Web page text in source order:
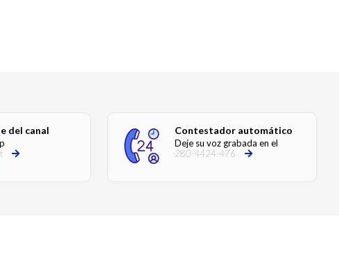
del canal Contestador automático
Deje su voz grabada en el
280-4424-476